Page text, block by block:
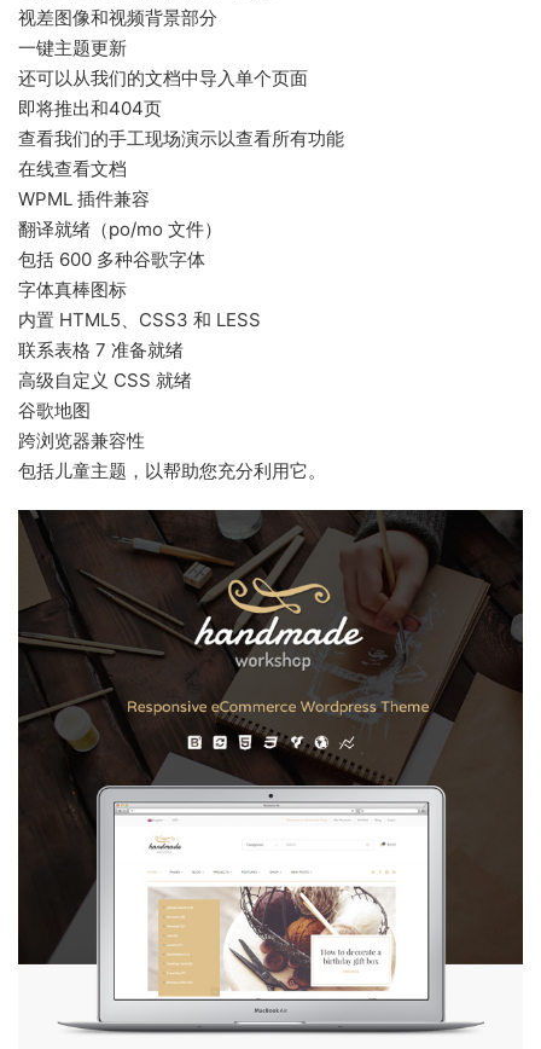
视差图像和视频背景部分
一键主题更新
还可以从我们的文档中导入单个页面
即将推出和404页
查看我们的手工现场演示以查看所有功能
在线查看文档
WPML 插件兼容
翻译就绪（po/mo 文件）
包括 600 多种谷歌字体
字体真棒图标
内置 HTML5、CSS3 和 LESS
联系表格 7 准备就绪
高级自定义 CSS 就绪
谷歌地图
跨浏览器兼容性
包括儿童主题，以帮助您充分利用它。